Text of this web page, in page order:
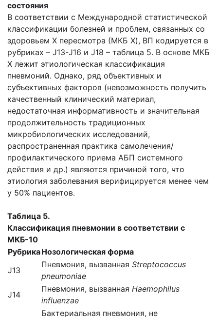
состояния
В соответствии с Международной статистической
классификации болезней и проблем, связанных со
здоровьем X пересмотра (МКБ X), ВП кодируется в
рубриках – J13-J16 и J18 – таблица 5. В основе МКБ
X лежит этиологическая классификация
пневмоний. Однако, ряд объективных и
субъективных факторов (невозможность получить
качественный клинический материал,
недостаточная информативность и значительная
продолжительность традиционных
микробиологических исследований,
распространенная практика самолечения/
профилактического приема АБП системного
действия и др.) являются причиной того, что
этиология заболевания верифицируется менее чем
у 50% пациентов.
Таблица 5.
Классификация пневмонии в соответствии с
МКБ-10
РубрикаНозологическая форма
J13
Пневмония, вызванная Streptococcus
pneumoniae
J14
Пневмония, вызванная Haemophilus
influenzae
Бактериальная пневмония, не